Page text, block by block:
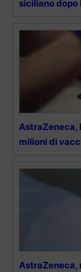
siciliano dopo
AstraZeneca,
milioni di
AstraZeneca,